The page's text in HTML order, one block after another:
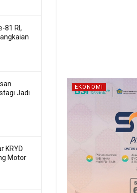
81 RI,
Jadi
KRYD
Motor
EKONOMI